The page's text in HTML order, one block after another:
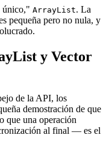
único," ArrayList. La
pequeña pero no nula, y
y Vector
de la API, los
demostración de que
que una operación
al final — es el